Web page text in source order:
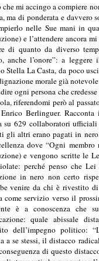
che mi accingo a compiere
ma di ponderata e davvero
nelle Sue mani in
e l’attendere ancora
di quanto da diverso
anche l’onore”: a
Stella La Casta, da poco
morale già
ogni persona che
riferendomi però al
Berlinguer.
su 629 collaboratori
gli altri erano pagati in
dove “Ogni
e vengono scritte le
perché penso che
in nero non certo
venire da chi è rivestito
come servizio verso il
è a conoscenza
quale abissale
dell’impegno politico:
a se stessi, il distacco
di questo